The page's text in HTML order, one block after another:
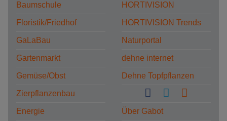
Baumschule
Floristik/Friedhof
GaLaBau
Gartenmarkt
Gemüse/Obst
Zierpflanzenbau
Energie
HORTIVISION
HORTIVISION Trends
Naturportal
dehne internet
Dehne Topfpflanzen
Über Gabot